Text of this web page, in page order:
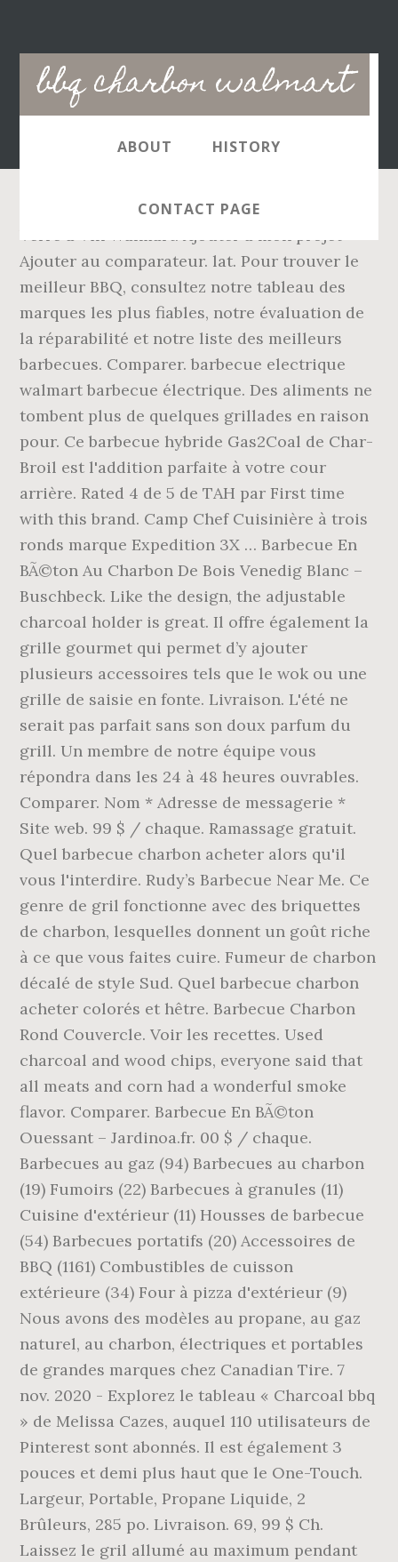
bbq charbon walmart
Main
navigation
ABOUT HISTORY
CONTACT PAGE
Verre à Vin Walmart. Ajouter à mon projet
Ajouter au comparateur. lat. Pour trouver le
meilleur BBQ, consultez notre tableau des
marques les plus fiables, notre évaluation de
la réparabilité et notre liste des meilleurs
barbecues. Comparer. barbecue electrique
walmart barbecue électrique. Des aliments ne
tombent plus de quelques grillades en raison
pour. Ce barbecue hybride Gas2Coal de Char-
Broil est l'addition parfaite à votre cour
arrière. Rated 4 de 5 de TAH par First time
with this brand. Camp Chef Cuisinière à trois
ronds marque Expedition 3X … Barbecue En
BÃ©ton Au Charbon De Bois Venedig Blanc –
Buschbeck. Like the design, the adjustable
charcoal holder is great. Il offre également la
grille gourmet qui permet d’y ajouter
plusieurs accessoires tels que le wok ou une
grille de saisie en fonte. Livraison. L'été ne
serait pas parfait sans son doux parfum du
grill. Un membre de notre équipe vous
répondra dans les 24 à 48 heures ouvrables.
Comparer. Nom * Adresse de messagerie *
Site web. 99 $ / chaque. Ramassage gratuit.
Quel barbecue charbon acheter alors qu'il
vous l'interdire. Rudy’s Barbecue Near Me. Ce
genre de gril fonctionne avec des briquettes
de charbon, lesquelles donnent un goût riche
à ce que vous faites cuire. Fumeur de charbon
décalé de style Sud. Quel barbecue charbon
acheter colorés et hêtre. Barbecue Charbon
Rond Couvercle. Voir les recettes. Used
charcoal and wood chips, everyone said that
all meats and corn had a wonderful smoke
flavor. Comparer. Barbecue En BÃ©ton
Ouessant – Jardinoa.fr. 00 $ / chaque.
Barbecues au gaz (94) Barbecues au charbon
(19) Fumoirs (22) Barbecues à granules (11)
Cuisine d'extérieur (11) Housses de barbecue
(54) Barbecues portatifs (20) Accessoires de
BBQ (1161) Combustibles de cuisson
extérieure (34) Four à pizza d'extérieur (9)
Nous avons des modèles au propane, au gaz
naturel, au charbon, électriques et portables
de grandes marques chez Canadian Tire. 7
nov. 2020 - Explorez le tableau « Charcoal bbq
» de Melissa Cazes, auquel 110 utilisateurs de
Pinterest sont abonnés. Il est également 3
pouces et demi plus haut que le One-Touch.
Largeur, Portable, Propane Liquide, 2
Brûleurs, 285 po. Livraison. 69, 99 $ Ch.
Laissez le gril allumé au maximum pendant